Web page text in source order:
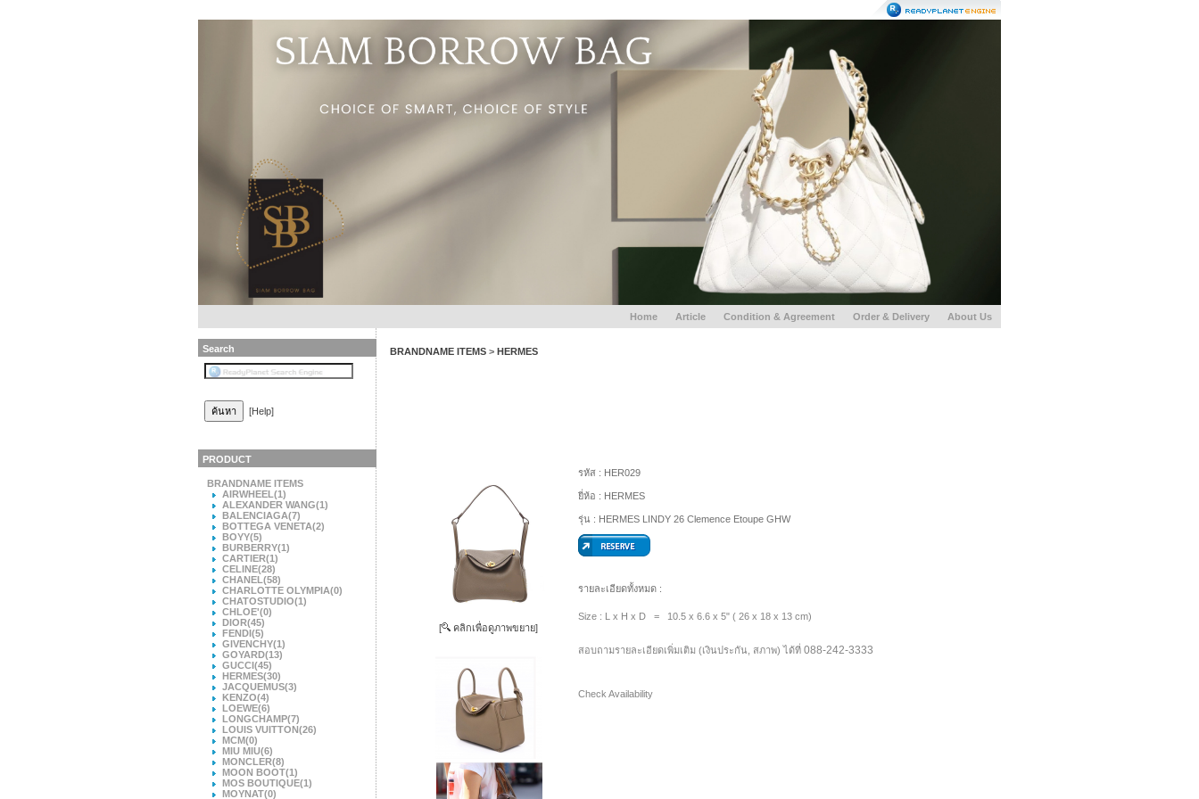
Home Article Condition & Agreement Order & Delivery About Us
Search
[Help]
PRODUCT
BRANDNAME ITEMS
AIRWHEEL (1)
ALEXANDER WANG(1)
BALENCIAGA(7)
BOTTEGA VENETA(2)
BOYY(5)
BURBERRY(1)
CARTIER(1)
CELINE(28)
CHANEL (58)
CHARLOTTE OLYMPIA(0)
CHATOSTUDIO(1)
CHLOE'(0)
DIOR(45)
FENDI(5)
GIVENCHY(1)
GOYARD(13)
GUCCI(45)
HERMES(30)
JACQUEMUS(3)
KENZO(4)
LOEWE(6)
LONGCHAMP(7)
LOUIS VUITTON(26)
MCM(0)
MIU MIU(6)
MONCLER(8)
MOON BOOT(1)
MOS BOUTIQUE(1)
MOYNAT(0)
BRANDNAME ITEMS >HERMES
[ คลิกเพื่อดูภาพขยาย]
รหัส : HER029
ยี่ห้อ : HERMES
รุ่น : HERMES LINDY 26 Clemence Etoupe GHW
รายละเอียดทั้งหมด :
Size : L x H x D = 10.5 x 6.6 x 5" ( 26 x 18 x 13 cm)
สอบถามรายละเอียดเพิ่มเติม (เงินประกัน, สภาพ) ได้ที่088-242-3333
Check Availability